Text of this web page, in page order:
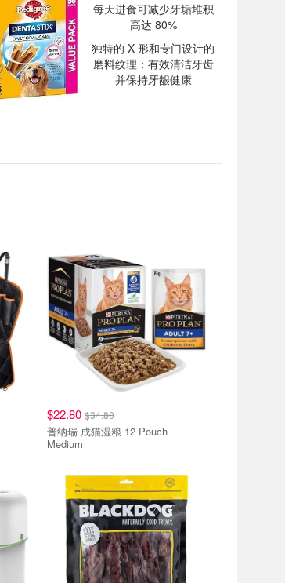
每天进食可减少牙垢堆积
高达 80%
独特的 X 形和专门设计的
磨料纹理：有效清洁牙齿
并保持牙龈健康
$22.80 $34.80
普纳瑞 成猫湿粮 12 Pouch
Medium